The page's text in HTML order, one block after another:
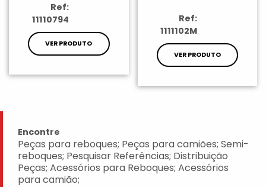
Ref:
11110794
VER PRODUTO
Ref:
1111102M
VER PRODUTO
Encontre
Peças para reboques; Peças para camiões; Semi-
reboques; Pesquisar Referências; Distribuição
Peças; Acessórios para Reboques; Acessórios
para camião;